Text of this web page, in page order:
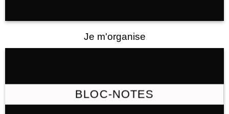
Je m'organise
BLOC-NOTES